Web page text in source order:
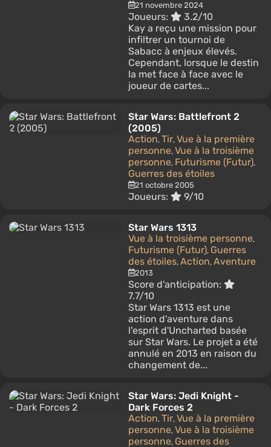
21 novembre 2024
Joueurs:
3.2/10
Kay a reçu une mission pour
infiltrer un tournoi de
Sabacc à enjeux élevés.
Cependant, lorsque le destin
la met face à face avec le
joueur de cartes...
Star Wars: Battlefront 2
(2005)
Action, Tir, Vue à la première
personne, Vue à la troisième
personne, Futurisme (Futur),
Guerres des étoiles
21 octobre 2005
Joueurs: 9/10
Star Wars 1313
Vue à la troisième personne,
Futurisme (Futur), Guerres
des étoiles, Action, Aventure
2013
Score d'anticipation:
7.7/10
Star Wars 1313 est une
action d'aventure dans
l'esprit d'Uncharted basée
sur Star Wars. Le projet a été
annulé en 2013 en raison du
changement de...
Star Wars: Jedi Knight -
Dark Forces 2
Action, Tir, Vue à la première
personne, Vue à la troisième
personne, Guerres des